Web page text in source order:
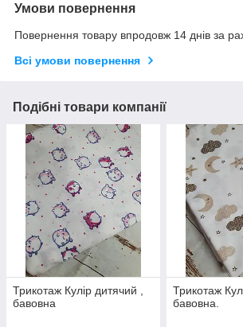
Умови повернення
Повернення товару впродовж 14 днів за
Всі умови повернення
Подібні товари компанії
Трикотаж Кулір дитячий ,
бавовна
Трикотаж
бавовна.